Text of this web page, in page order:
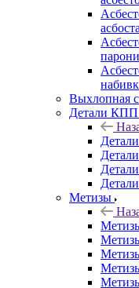
Выхлопная
Детали КПП
Метизы